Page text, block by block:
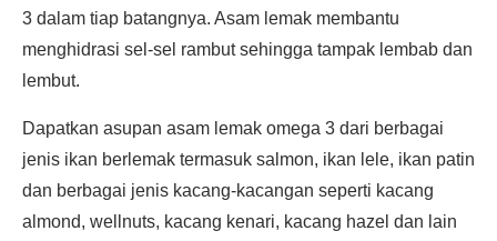
3 dalam tiap batangnya. Asam lemak membantu
menghidrasi sel-sel rambut sehingga tampak lembab dan
lembut.
Dapatkan asupan asam lemak omega 3 dari berbagai
jenis ikan berlemak termasuk salmon, ikan lele, ikan patin
dan berbagai jenis kacang-kacangan seperti kacang
almond, wellnuts, kacang kenari, kacang hazel dan lain